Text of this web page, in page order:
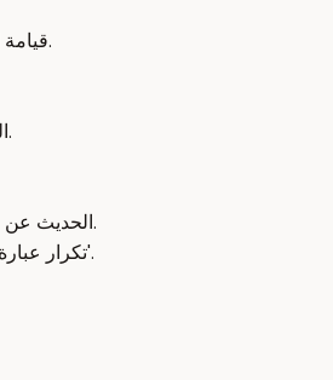
قيامة المسيح هي انتصار على الموت ومصدر الحياة الأبدية.
اليوم الذي قام فيه المسيح هو يوم صنعه الرب للفرح.
الحديث عن قيامة المسيح من بين الأموات وانتصاره على الموت.
تكرار عبارة 'المسيح قام من بين الأموات ووطئ الموت بالموت'.